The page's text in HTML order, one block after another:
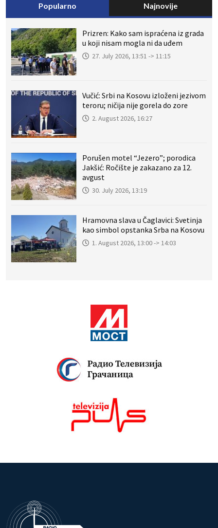
Popularno Najnovije
Prizren: Kako sam ispraćena iz grada
u koji nisam mogla ni da uđem
27. July 2026, 13:51 -> 11:15
Vučić: Srbi na Kosovu izloženi jezivom
teroru; ničija nije gorela do zore
2. August 2026, 16:27
Porušen motel “Jezero”; porodica
Jakšić: Ročište je zakazano za 12.
avgust
30. July 2026, 13:19
Hramovna slava u Čaglavici: Svetinja
kao simbol opstanka Srba na Kosovu
1. August 2026, 13:00 -> 14:03